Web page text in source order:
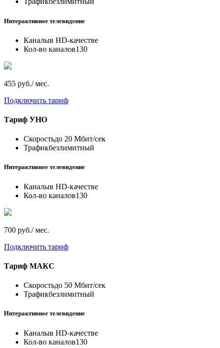
Интерактивное телевидение
Каналыв HD-качестве
Кол-во каналов130
455 руб./ мес.
Подключить тариф
Тариф УНО
Скоростьдо 20 Мбит/сек
Трафикбезлимитный
Интерактивное телевидение
Каналыв HD-качестве
Кол-во каналов130
700 руб./ мес.
Подключить тариф
Тариф МАКС
Скоростьдо 50 Мбит/сек
Трафикбезлимитный
Интерактивное телевидение
Каналыв HD-качестве
Кол-во каналов130